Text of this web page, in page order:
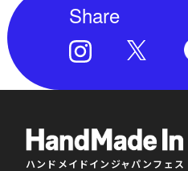
Share
ハンドメイドインジャパンフェス